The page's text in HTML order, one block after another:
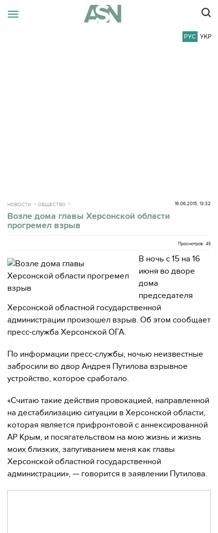
РУС УКР
НОВОСТИ ОБЩЕСТВО 16.06.2015, 13:32
Возле дома главы Херсонской области
прогремел взрыв
Просмотров: 45
В ночь с 15 на 16
июня во дворе
дома
председателя
Херсонской областной государственной
администрации произошел взрыв. Об этом сообщает
пресс-служба Херсонской ОГА.
По информации пресс-службы, ночью неизвестные
забросили во двор Андрея Путилова взрывное
устройство, которое сработало.
«Считаю такие действия провокацией, направленной
на дестабилизацию ситуации в Херсонской области,
которая является прифронтовой с аннексированной
АР Крым, и посягательством на мою жизнь и жизнь
моих близких, запугиванием меня как главы
Херсонской областной государственной
администрации», — говорится в заявлении Путилова.